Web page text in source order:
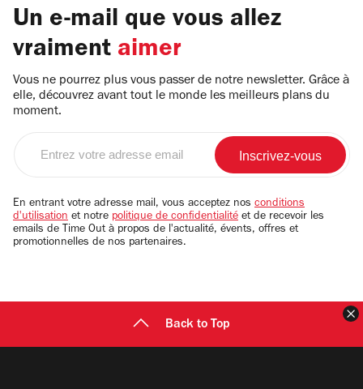
Un e-mail que vous allez
vraiment aimer
Vous ne pourrez plus vous passer de notre newsletter. Grâce à
elle, découvrez avant tout le monde les meilleurs plans du
moment.
email
En entrant votre adresse mail, vous acceptez nos conditions
d'utilisation et notre politique de confidentialité et de recevoir les
emails de Time Out à propos de l'actualité, évents, offres et
promotionnelles de nos partenaires.
Back to Top